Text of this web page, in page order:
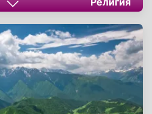
в немощи
молитвы и церковное
продолжает
и заступником
на
подвиг вдохновляет
и непоколебимой.